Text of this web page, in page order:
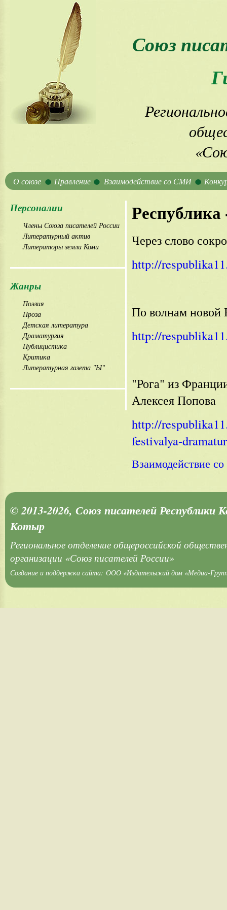
Союз
О союзе Правление Взаимодействие со СМИ
Персоналии
Члены Союза писателей России
Литературный актив
Литераторы земли Коми
Жанры
Поэзия
Проза
Детская литература
Драматургия
Публицистика
Критика
Литературная газета "Ы"
Республика
Через слово
http://
По волнам новой
http://
"Рога" из
Алексея Попова
http://
festivalya-
Взаимодействие
© 2013-2026, Союз писателей Республики
Котыр
Региональное отделение общероссийской
организации «Союз писателей России»
Создание и поддержка сайта: ООО «Издательский дом «Медиа-